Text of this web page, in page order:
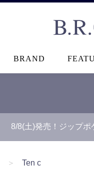
BRAND
8/8(土)発売！ジップ
＞ Ten c